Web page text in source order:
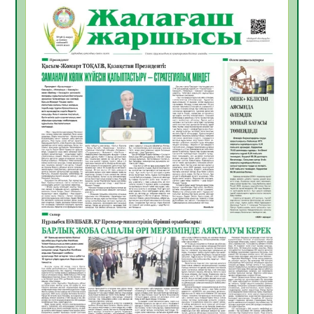
06.08.2026
Инфекциялық ауруларға қарсы иммундау
жұмыстарының тиімділігі
06.08.2026
54
Көкжөтел ауруы туралы
06.08.2026
52
АПВ вакцинасы туралы мәлімет
06.08.2026
51
Open Air: Қызылорда облысы полиция
департаменті 20 мыңнан астам
көрерменнің қауіпсіздігін қамтамасыз етті
06.08.2026
63
ҚЫЗЫЛОРДАДА «САНАЛЫ ҰРПАҚ –
ЖАРҚЫН БОЛАШАҚ» АТТЫ КЕҢЕЙТІЛГЕН
МӘЖІЛІС ӨТТІ
05.08.2026
64